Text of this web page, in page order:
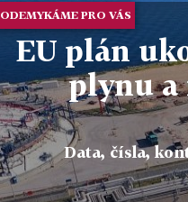
ODEMYKÁME PRO VÁS
EU plán
plynu a
Data, čísla,